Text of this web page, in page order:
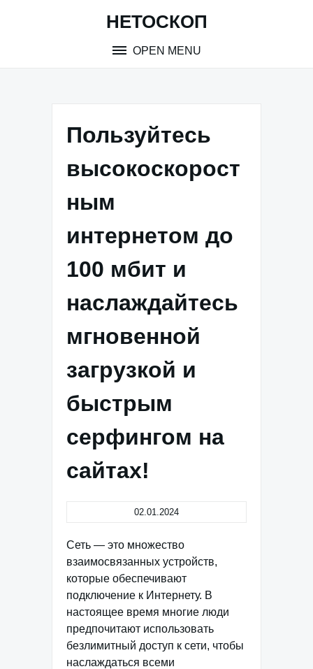
НЕТОСКОП
OPEN MENU
Пользуйтесь
высокоскорост
ным
интернетом до
100 мбит и
наслаждайтесь
мгновенной
загрузкой и
быстрым
серфингом на
сайтах!
02.01.2024
Сеть — это множество
взаимосвязанных устройств,
которые обеспечивают
подключение к Интернету. В
настоящее время многие люди
предпочитают использовать
безлимитный доступ к сети, чтобы
наслаждаться всеми